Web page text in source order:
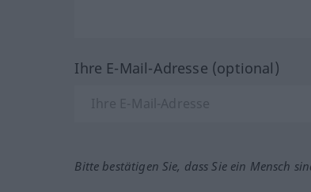
Ihre E-Mail-Adresse (optional)
Bitte bestätigen Sie, dass Sie ein Mensch